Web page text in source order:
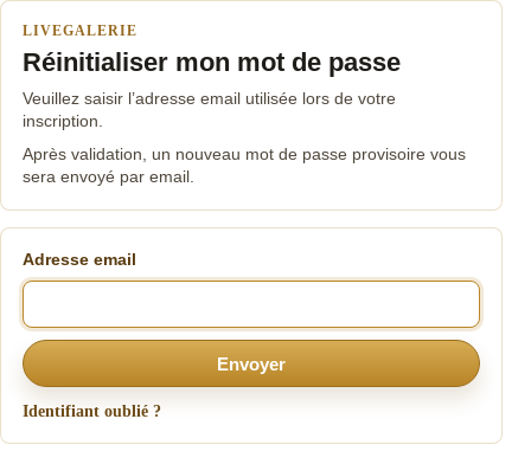
LIVEGALERIE
Réinitialiser mon mot de passe
Veuillez saisir l’adresse email utilisée lors de votre
inscription.
Après validation, un nouveau mot de passe provisoire vous
sera envoyé par email.
Adresse email
Envoyer
Identifiant oublié ?